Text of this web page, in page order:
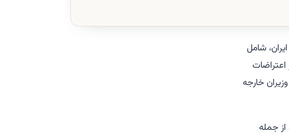
ایران، شامل
خارجه
از جمله